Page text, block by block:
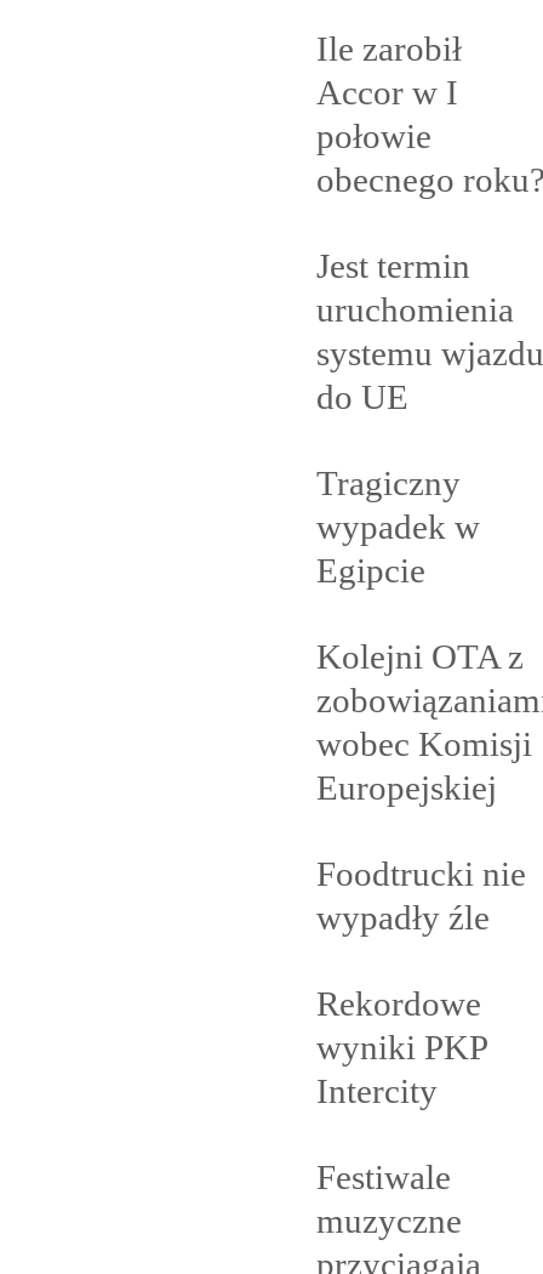
Ile zarobił
Accor w I
połowie
obecnego
Jest termin
uruchomienia
systemu wjazdu
do UE
Tragiczny
wypadek w
Egipcie
Kolejni OTA z
wobec Komisji
Europejskiej
Foodtrucki nie
wypadły źle
Rekordowe
wyniki PKP
Intercity
Festiwale
muzyczne
przyciągają